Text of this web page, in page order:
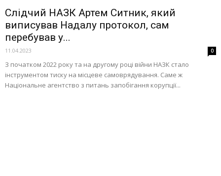
Слідчий НАЗК Артем Ситник, який
виписував Надалу протокол, сам
перебував у...
11.04.2023 0
З початком 2022 року та на другому році війни НАЗК стало
інструментом тиску на місцеве самоврядування. Саме ж
Національне агентство з питань запобігання корупції...